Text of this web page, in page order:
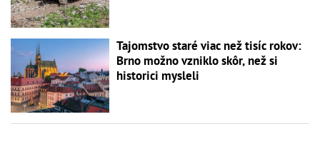
Tajomstvo staré viac než tisíc rokov:
Brno možno vzniklo skôr, než si
historici mysleli